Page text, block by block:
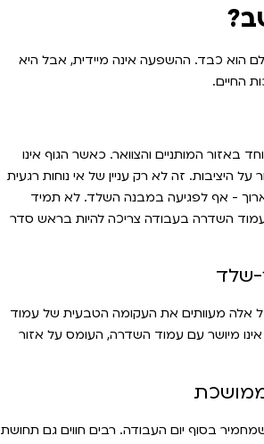
הוא כבד. ההשפעה אינה מיידית, אבל היא
החיים.
באזור המותניים והצוואר. כאשר הגוף אינו
היציבות. זה לא רק עניין של אי נוחות רגעית
- אף לפגיעה במבנה השלד. לא תמיד
השדרה בעבודה צריכה להיות בראש סדר
שלד
אלה מעוותים את העקומה הטבעית של עמוד
מיושר עם עמוד השדרה, העומס על אזור
ממושכת
בסוף יום העבודה. רבים חווים גם תחושת